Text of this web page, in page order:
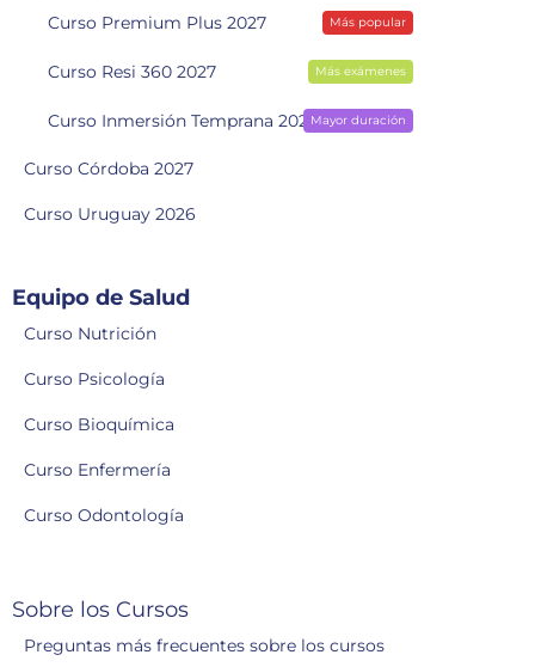
Curso Premium Plus 2027 Más popular
Curso Resi 360 2027 Más exámenes
Curso Inmersión Temprana 2028Mayor duración
Curso Córdoba 2027
Curso Uruguay 2026
Equipo de Salud
Curso Nutrición
Curso Psicología
Curso Bioquímica
Curso Enfermería
Curso Odontología
Sobre los Cursos
Preguntas más frecuentes sobre los cursos